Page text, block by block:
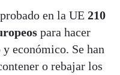
en la UE 210
para hacer
económico. Se han
o rebajar los